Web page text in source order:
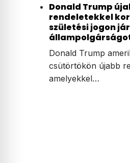
Donald Trump
rendeletekkel
születési jogon
Donald Trump
csütörtökön újabb
amelyekkel…